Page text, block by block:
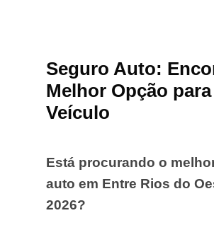
Seguro Auto:
Melhor Opção
Veículo
Está procurando o
auto em Entre Rios do
2026?